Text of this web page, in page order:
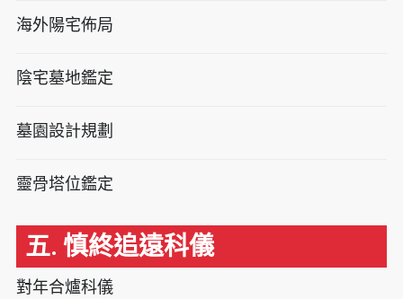
海外陽宅佈局
陰宅墓地鑑定
墓園設計規劃
靈骨塔位鑑定
五. 慎終追遠科儀
對年合爐科儀